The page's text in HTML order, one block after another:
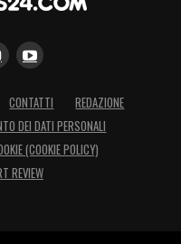
CONTATTI
REDAZIONE
DEI DATI PERSONALI
(COOKIE POLICY)
REVIEW